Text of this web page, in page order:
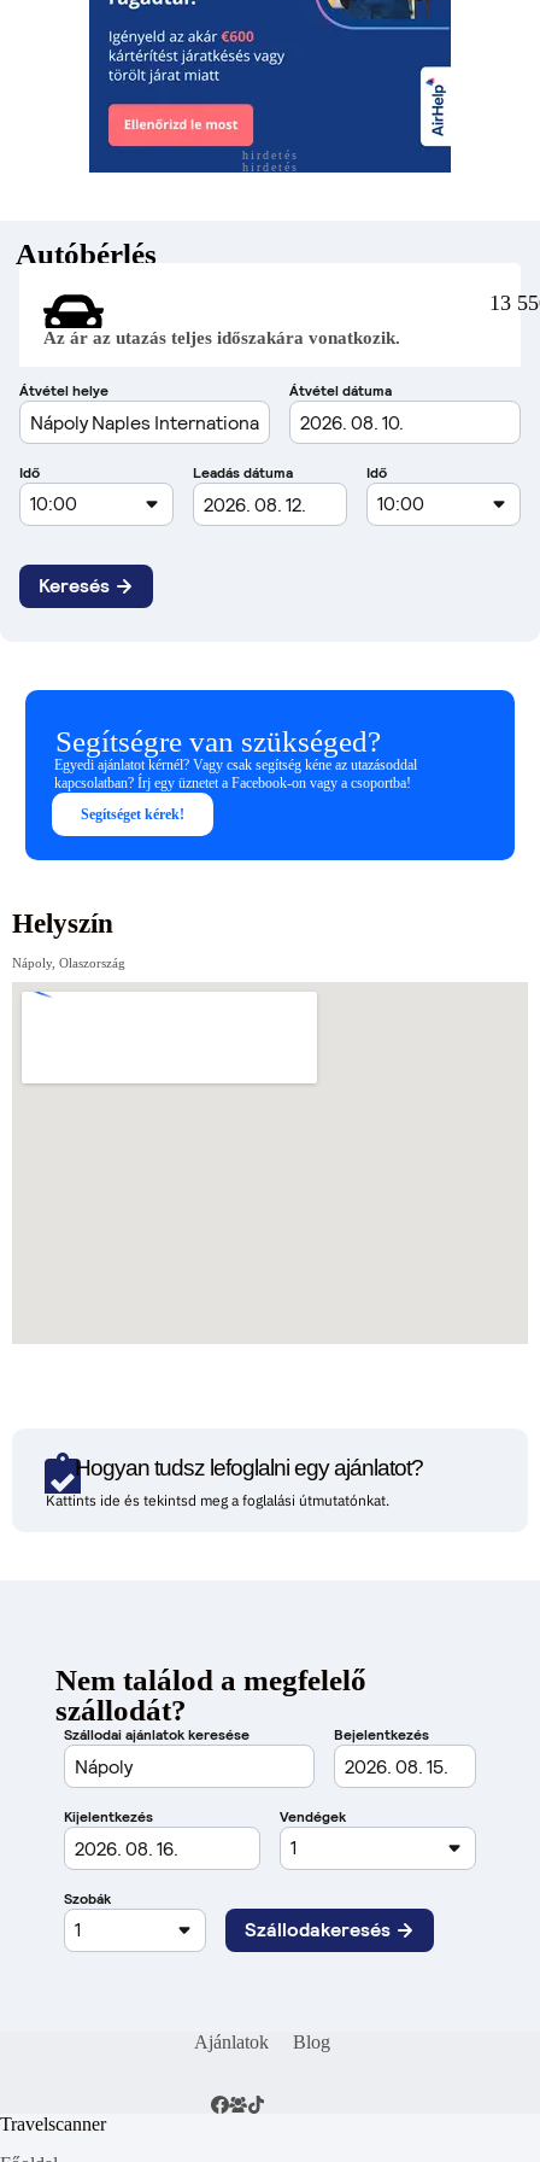
hirdetés
hirdetés
Autóbérlés
13
Az ár az utazás teljes időszakára vonatkozik.
Segítségre van szükséged?
Egyedi ajánlatot kérnél? Vagy csak segítség kéne az utazásoddal
kapcsolatban? Írj egy üznetet a Facebook-on vagy a csoportba!
Segítséget kérek!
Helyszín
Nápoly, Olaszország
Hogyan tudsz lefoglalni egy ajánlatot?
Kattints ide és tekintsd meg a foglalási útmutatónkat.
Nem találod a megfelelő
szállodát?
Ajánlatok Blog
Travelscanner